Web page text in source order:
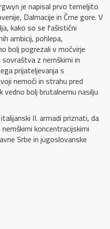
je napisal prvo temeljito
Dalmacije in Črne gore. V
kako so se fašistični
ambicij, pohlepa,
bolj pogrezali v močvirje
z nemškimi in
prijateljevanja s
nemoči in strahu pred
bolj brutalnemu nasilju
II. armadi priznati, da
koncentracijskimi
Srbe in jugoslovanske